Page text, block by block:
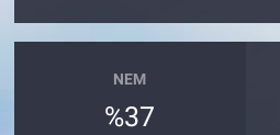
NEM
%37